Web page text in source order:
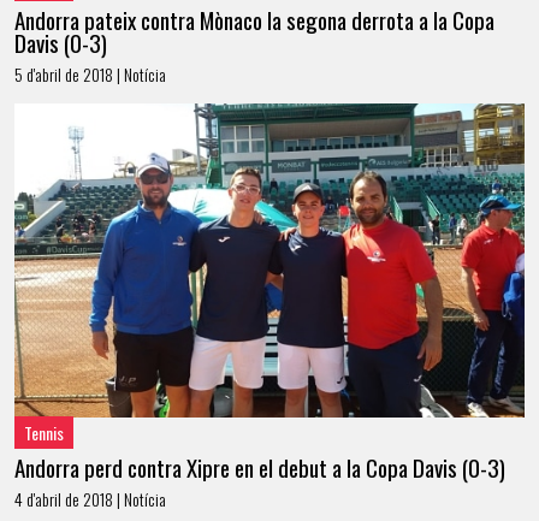
Andorra pateix contra Mònaco la segona derrota a la Copa
Davis (0-3)
5 d'abril de 2018 | Notícia
Tennis
Andorra perd contra Xipre en el debut a la Copa Davis (0-3)
4 d'abril de 2018 | Notícia